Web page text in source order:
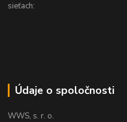
sieťach:
Údaje o spoločnosti
WWS, s. r. o.